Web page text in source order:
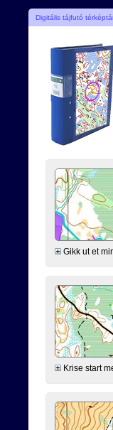
Digitális tájfutó
Gikk ut et
Krise start